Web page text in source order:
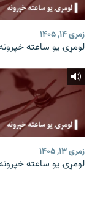
زمری ۱۴, ۱۴۰۵
لومړۍ یو ساعته
زمری ۱۳, ۱۴۰۵
لومړۍ یو ساعته